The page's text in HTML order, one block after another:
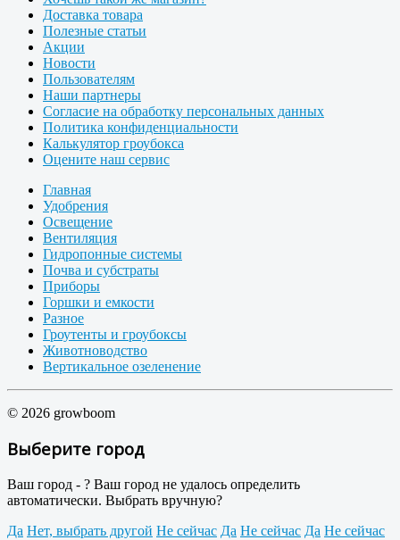
Доставка товара
Полезные статьи
Акции
Новости
Пользователям
Наши партнеры
Согласие на обработку персональных данных
Политика конфиденциальности
Калькулятор гроубокса
Оцените наш сервис
Главная
Удобрения
Освещение
Вентиляция
Гидропонные системы
Почва и субстраты
Приборы
Горшки и емкости
Разное
Гроутенты и гроубоксы
Животноводство
Вертикальное озеленение
© 2026 growboom
Выберите город
Ваш город - ? Ваш город не удалось определить
автоматически. Выбрать вручную?
Да Нет, выбрать другой Не сейчас Да Не сейчас Да Не сейчас